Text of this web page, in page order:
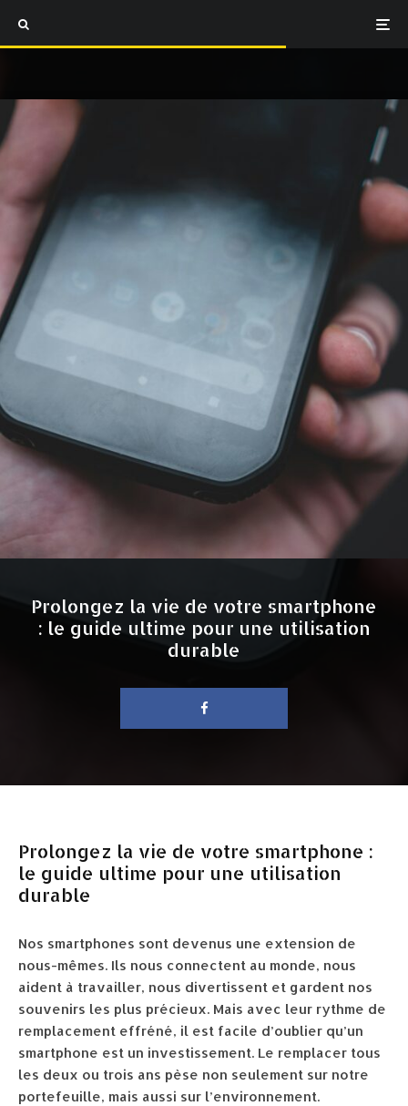
Prolongez la vie de votre smartphone
: le guide ultime pour une utilisation
durable
Prolongez la vie de votre smartphone :
le guide ultime pour une utilisation
durable
Nos smartphones sont devenus une extension de
nous-mêmes. Ils nous connectent au monde, nous
aident à travailler, nous divertissent et gardent nos
souvenirs les plus précieux. Mais avec leur rythme de
remplacement effréné, il est facile d’oublier qu’un
smartphone est un investissement. Le remplacer tous
les deux ou trois ans pèse non seulement sur notre
portefeuille, mais aussi sur l’environnement.